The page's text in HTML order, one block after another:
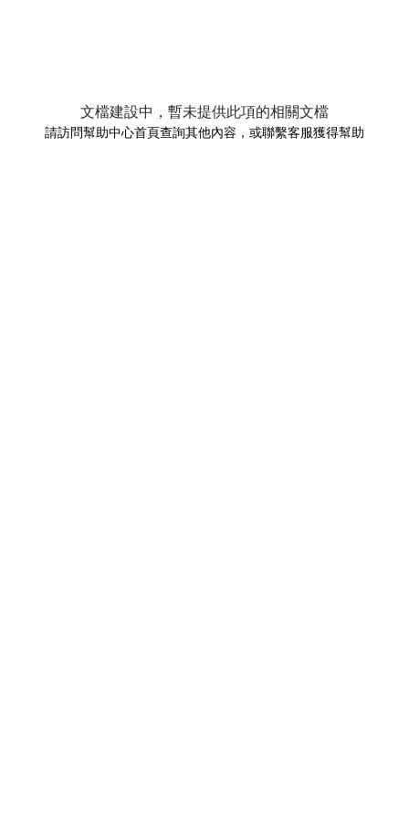
文檔建設中，暫未提供此項的相關文檔
請訪問幫助中心首頁查詢其他內容，或聯繫客服獲得幫助